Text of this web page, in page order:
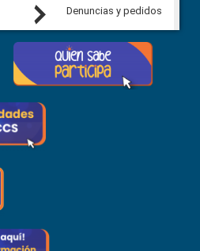
7 agosto, 2026
Next
Denuncias y pedidos